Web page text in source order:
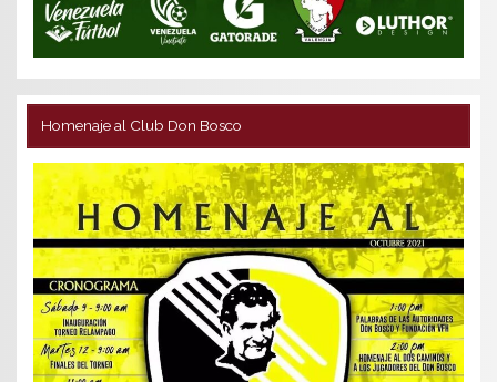
Homenaje al Club Don Bosco